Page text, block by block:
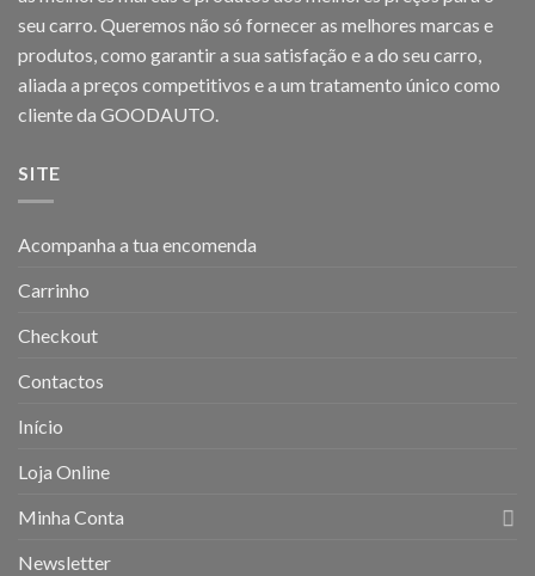
seu carro. Queremos não só fornecer as melhores marcas e
produtos, como garantir a sua satisfação e a do seu carro,
aliada a preços competitivos e a um tratamento único como
cliente da GOODAUTO.
SITE
Acompanha a tua encomenda
Carrinho
Checkout
Contactos
Início
Loja Online
Minha Conta
Newsletter